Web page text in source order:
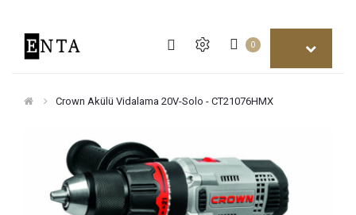
0
Crown Akülü Vidalama 20V-Solo - CT21076HMX